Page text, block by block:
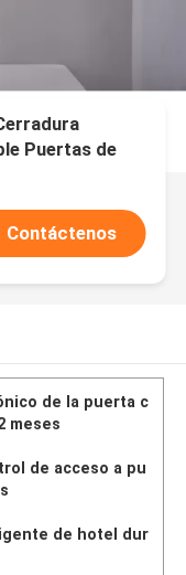
Puertas de
Contáctenos
de la puerta c
meses
de acceso a pu
de hotel dur